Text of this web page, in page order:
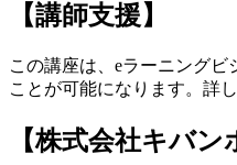
【講師支援】
この講座は、eラーニング
ことが可能になります。詳
【株式会社キバ